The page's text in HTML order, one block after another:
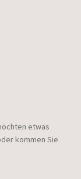
etwas
kommen Sie